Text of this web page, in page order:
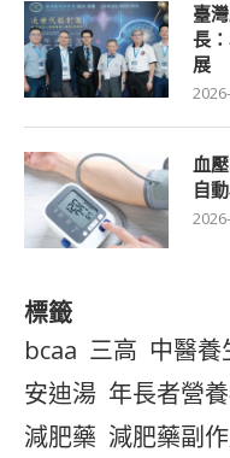
臺
長
展
血
自
標籤
bcaa 三高 中醫養
安迪湯 年長者營
減肥藥 減肥藥副